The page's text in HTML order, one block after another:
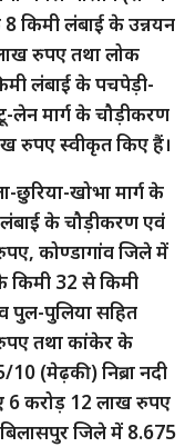
किमी लंबाई के उन्नयन
रुपए तथा लोक
लंबाई के पचपेड़ी-
लेन मार्ग के चौड़ीकरण
रुपए स्वीकृत किए हैं।
छुरिया-खोभा मार्ग के
के चौड़ीकरण एवं
कोण्डागांव जिले में
किमी 32 से किमी
पुल-पुलिया सहित
तथा कांकेर के
10 (मेढ़की) निब्रा नदी
6 करोड़ 12 लाख रुपए
जिले में 8.675